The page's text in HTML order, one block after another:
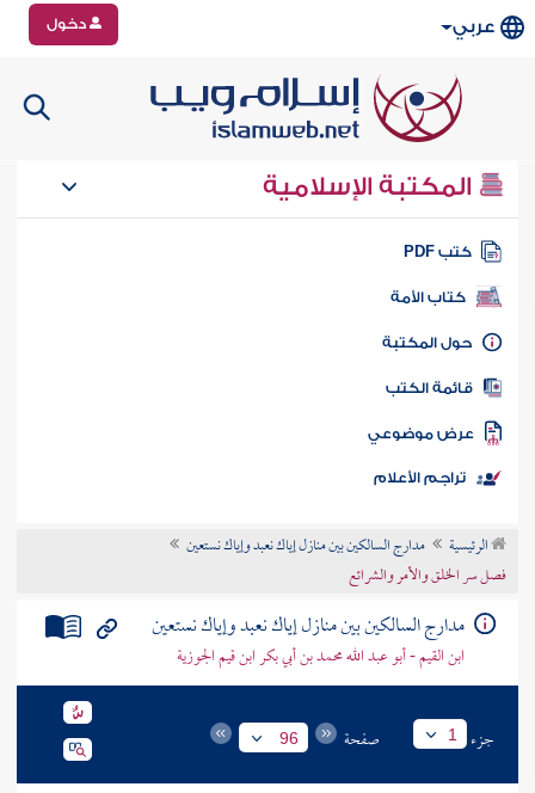
عربي دخول
المكتبة الإسلامية
كتب PDF
كتاب الأمة
المكتبة
الكتب
موضوعي
تراجم الأعلام
الرئيسية
مدارج السالكين بين منازل إياك نعبد وإياك نستعين
فصل سر الخلق والأمر والشرائع
مدارج السالكين بين منازل إياك نعبد وإياك نستعين
ابن القيم - أبو عبد الله محمد بن أبي بكر ابن قيم الجوزية
جزء 1 صفحة 96